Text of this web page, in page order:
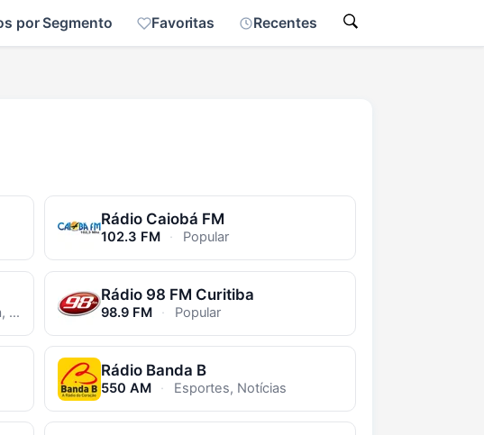
por Segmento Favoritas Recentes
Rádio Caiobá FM
102.3 FM · Popular
Rádio 98 FM Curitiba
98.9 FM · Popular
Rádio Banda B
550 AM · Esportes, Notícias